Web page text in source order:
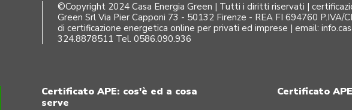
©Copyright 2024 Casa Energia Green | Tutti i diritti riservati |
Green Srl Via Pier Capponi 73 - 50132 Firenze - REA FI 694760
di certificazione energetica online per privati ed imprese | email:
324.8878511 Tel. 0586.090.936
Certificato APE: cos'è ed a cosa
serve
Certificato